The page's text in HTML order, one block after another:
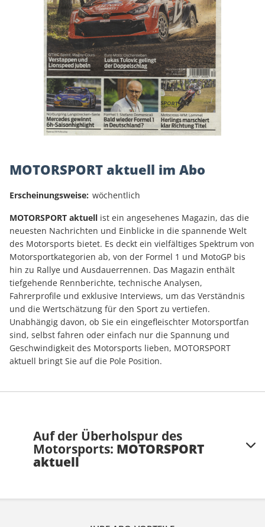
MOTORSPORT aktuell im Abo
Erscheinungsweise: wöchentlich
MOTORSPORT aktuell ist ein angesehenes Magazin, das die
neuesten Nachrichten und Einblicke in die spannende Welt
des Motorsports bietet. Es deckt ein vielfältiges Spektrum von
Motorsportkategorien ab, von der Formel 1 und MotoGP bis
hin zu Rallye und Ausdauerrennen. Das Magazin enthält
tiefgehende Rennberichte, technische Analysen,
Fahrerprofile und exklusive Interviews, um das Verständnis
und die Wertschätzung für den Sport zu vertiefen.
Unabhängig davon, ob Sie ein eingefleischter Motorsportfan
sind, selbst fahren oder einfach nur die Spannung und
Geschwindigkeit des Motorsports lieben, MOTORSPORT
aktuell bringt Sie auf die Pole Position.
Auf der Überholspur des
Motorsports: MOTORSPORT
aktuell